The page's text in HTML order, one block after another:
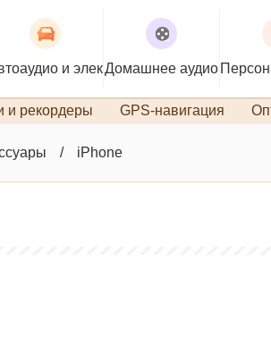
и электроника
Домашнее аудио
и рекордеры GPS-навигация
iPhone